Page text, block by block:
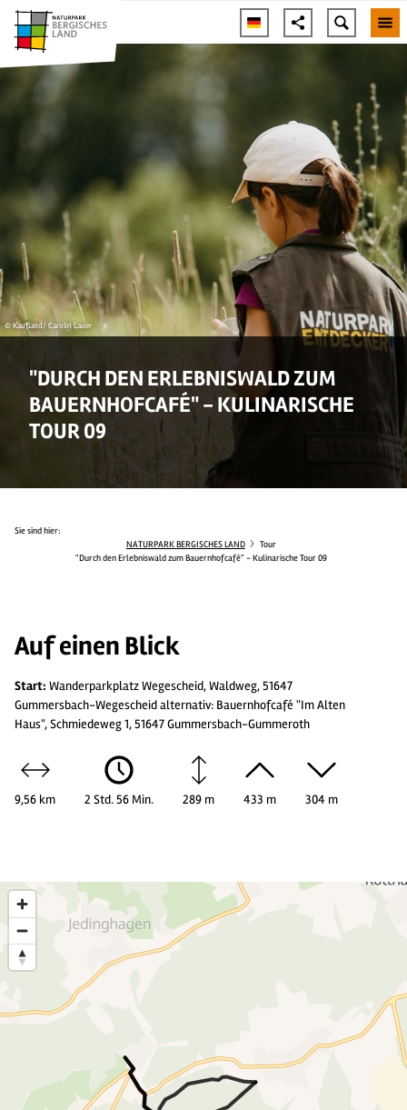
© Kaufland/ Carolin Lauer
"DURCH DEN ERLEBNISWALD ZUM
BAUERNHOFCAFÉ" - KULINARISCHE
TOUR 09
Sie sind hier:
NATURPARK BERGISCHES LAND
Tour
"Durch den Erlebniswald zum Bauernhofcafé" - Kulinarische Tour 09
Auf einen Blick
Start: Wanderparkplatz Wegescheid, Waldweg, 51647
Gummersbach-Wegescheid alternativ: Bauernhofcafé "Im Alten
Haus", Schmiedeweg 1, 51647 Gummersbach-Gummeroth
9,56 km 2 Std. 56 Min. 289 m 433 m 304 m